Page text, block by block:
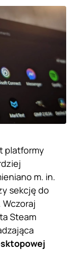
platformy
m. in.
sekcję do
Wczoraj
Steam